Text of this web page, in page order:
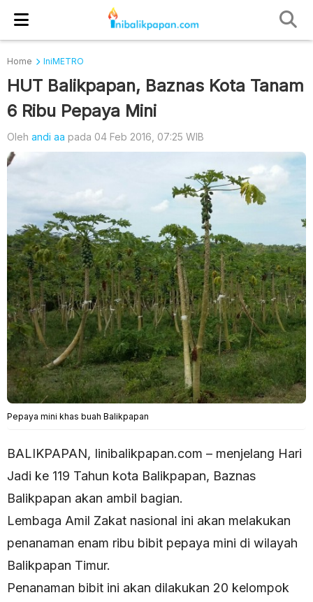
Home IniMETRO
HUT Balikpapan, Baznas Kota Tanam
6 Ribu Pepaya Mini
Oleh andi aa pada 04 Feb 2016, 07:25 WIB
Pepaya mini khas buah Balikpapan
BALIKPAPAN, Iinibalikpapan.com – menjelang Hari
Jadi ke 119 Tahun kota Balikpapan, Baznas
Balikpapan akan ambil bagian.
Lembaga Amil Zakat nasional ini akan melakukan
penanaman enam ribu bibit pepaya mini di wilayah
Balikpapan Timur.
Penanaman bibit ini akan dilakukan 20 kelompok